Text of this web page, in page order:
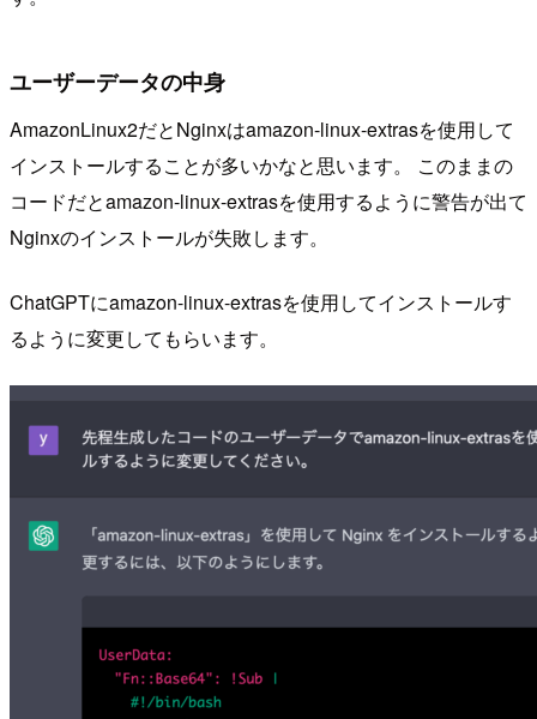
ユーザーデータの中身
AmazonLinux2だとNginxはamazon-linux-extrasを使用して
インストールすることが多いかなと思います。 このままの
コードだとamazon-linux-extrasを使用するように警告が出て
Nginxのインストールが失敗します。
ChatGPTにamazon-linux-extrasを使用してインストールす
るように変更してもらいます。